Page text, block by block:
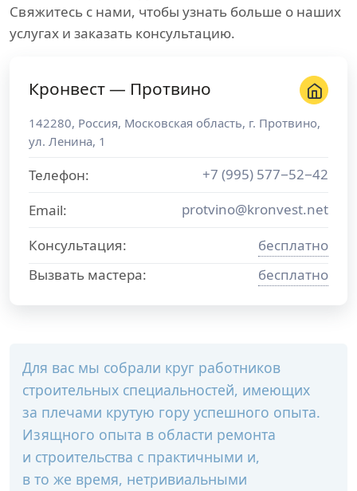
Свяжитесь с нами, чтобы узнать больше о наших
услугах и заказать консультацию.
Кронвест — Протвино
142280, Россия, Московская область, г. Протвино,
ул. Ленина, 1
Телефон:
+7 (995) 577−52−42
Email:
protvino@kronvest.net
Консультация:
бесплатно
Вызвать мастера:
бесплатно
Для вас мы собрали круг работников
строительных специальностей, имеющих
за плечами крутую гору успешного опыта.
Изящного опыта в области ремонта
и строительства с практичными и,
в то же время, нетривиальными